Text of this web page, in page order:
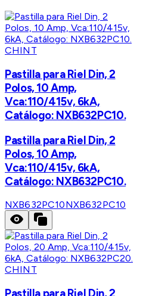
CHINT
Pastilla para Riel Din, 2
Polos, 10 Amp,
Vca:110/415v, 6kA,
Catálogo: NXB632PC10.
Pastilla para Riel Din, 2
Polos, 10 Amp,
Vca:110/415v, 6kA,
Catálogo: NXB632PC10.
NXB632PC10NXB632PC10
CHINT